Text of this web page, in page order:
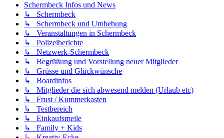
Schermbeck Infos und News
↳ Schermbeck
↳ Schermbeck und Umbebung
↳ Veranstaltungen in Schermbeck
↳ Polizeiberichte
↳ Netzwerk-Schermbeck
↳ Begrüßung und Vorstellung neuer Mitglieder
↳ Grüsse und Glückwünsche
↳ Boardinfos
↳ Mitglieder die sich abwesend melden (Urlaub etc)
↳ Frust / Kummerkasten
↳ Testbereich
↳ Einkaufsmeile
↳ Family + Kids